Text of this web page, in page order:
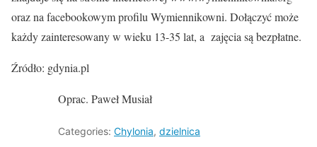
oraz na facebookowym profilu Wymiennikowni. Dołączyć może
każdy zainteresowany w wieku 13-35 lat, a zajęcia są bezpłatne.
Źródło: gdynia.pl
Oprac. Paweł Musiał
Categories: Chylonia, dzielnica